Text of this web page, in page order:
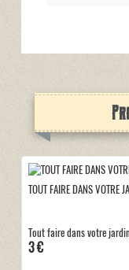
TOUT FAIRE DANS VOTRE
Tout faire dans votre jardin
3 €